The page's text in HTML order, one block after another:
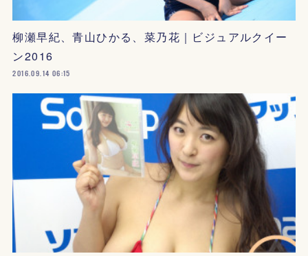
柳瀬早紀、青山ひかる、菜乃花｜ビジュアルクイー
ン2016
2016.09.14 06:15